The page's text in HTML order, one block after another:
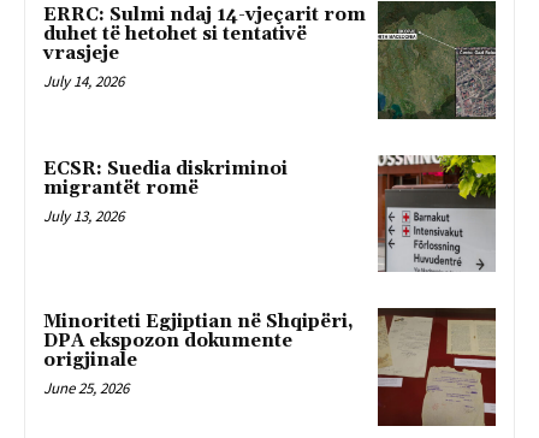
ERRC: Sulmi ndaj 14-vjeçarit rom
duhet të hetohet si tentativë
vrasjeje
July 14, 2026
ECSR: Suedia diskriminoi
migrantët romë
July 13, 2026
Minoriteti Egjiptian në Shqipëri,
DPA ekspozon dokumente
origjinale
June 25, 2026